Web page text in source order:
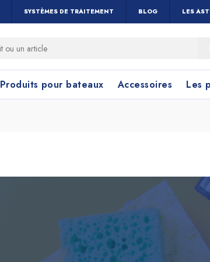
SYSTÈMES DE TRAITEMENT BLOG LES
Nettoyage Vitres
Menuiseries
Linoléum, PVC
Caoutchouc
Produits pour bateaux Accessoires Les